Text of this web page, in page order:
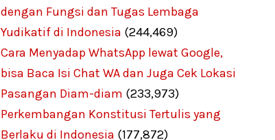
dengan Fungsi dan Tugas Lembaga
Yudikatif di Indonesia (244,469)
Cara Menyadap WhatsApp lewat Google,
bisa Baca Isi Chat WA dan Juga Cek Lokasi
Pasangan Diam-diam (233,973)
Perkembangan Konstitusi Tertulis yang
Berlaku di Indonesia (177,872)